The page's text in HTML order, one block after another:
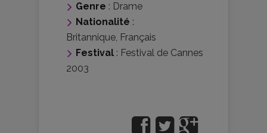
Genre : Drame
Nationalité :
Britannique, Français
Festival : Festival de Cannes
2003